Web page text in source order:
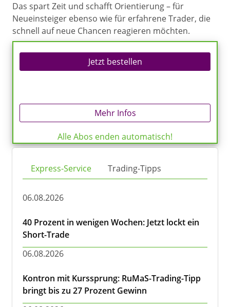
Das spart Zeit und schafft Orientierung – für
Neueinsteiger ebenso wie für erfahrene Trader, die
schnell auf neue Chancen reagieren möchten.
Jetzt bestellen
Mehr Infos
Alle Abos enden automatisch!
Express-Service Trading-Tipps
06.08.2026
40 Prozent in wenigen Wochen: Jetzt lockt ein
Short-Trade
06.08.2026
Kontron mit Kurssprung: RuMaS-Trading-Tipp
bringt bis zu 27 Prozent Gewinn